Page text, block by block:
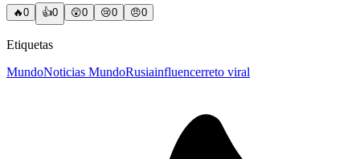
🔥0 👍0 😲0 😢0 😠0
Etiquetas
MundoNoticias MundoRusiainfluencerreto viral